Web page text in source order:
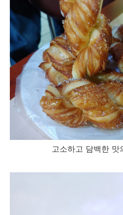
고소하고 담백한 맛